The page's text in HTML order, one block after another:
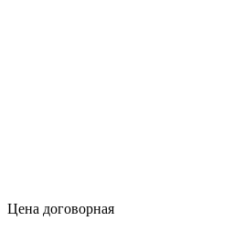
Цена договорная